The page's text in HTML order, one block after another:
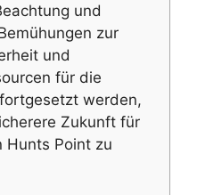
und
zur
und
für die
werden,
Zukunft für
Hunts Point zu